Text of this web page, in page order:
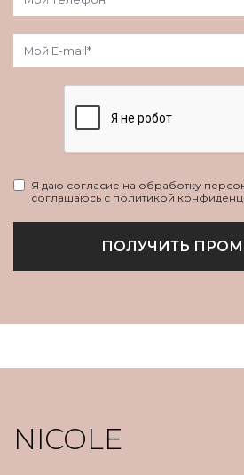
Я даю согласие на обработку
соглашаюсь с политикой
NICOLE